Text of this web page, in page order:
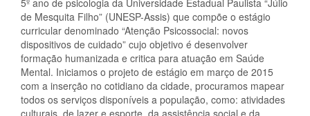
de Mesquita Filho” (UNESP-Assis) que compõe o estágio
curricular denominado “Atenção Psicossocial: novos
dispositivos de cuidado” cujo objetivo é desenvolver
formação humanizada e critica para atuação em Saúde
Mental. Iniciamos o projeto de estágio em março de 2015
com a inserção no cotidiano da cidade, procuramos mapear
todos os serviços disponíveis a população, como: atividades
culturais, de lazer e esporte, da assistência social e da